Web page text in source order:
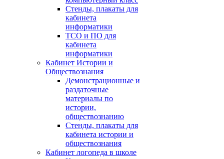
Стенды, плакаты для
кабинета
информатики
ТСО и ПО для
кабинета
информатики
Кабинет Истории и
Обществознания
Демонстрационные и
раздаточные
материалы по
истории,
обществознанию
Стенды, плакаты для
кабинета истории и
обществознания
Кабинет логопеда в школе